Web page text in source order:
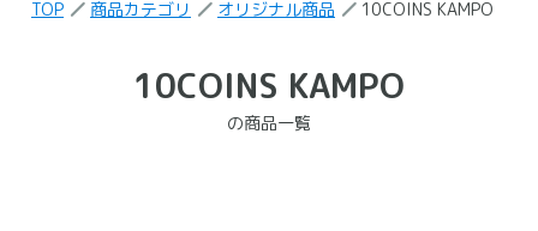
TOP 商品カテゴリ オリジナル商品 10COINS KAMPO
「10COINS KAMPO」
の商品一覧
10COINS KAMPO
の商品一覧